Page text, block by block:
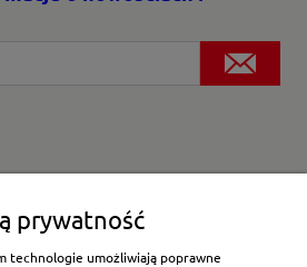
prywatność
technologie umożliwiają poprawne